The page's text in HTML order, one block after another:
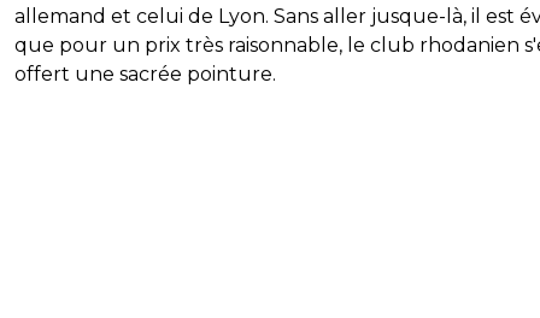
allemand et celui de Lyon. Sans aller jusque-là, il est
que pour un prix très raisonnable, le club rhodanien
offert une sacrée pointure.